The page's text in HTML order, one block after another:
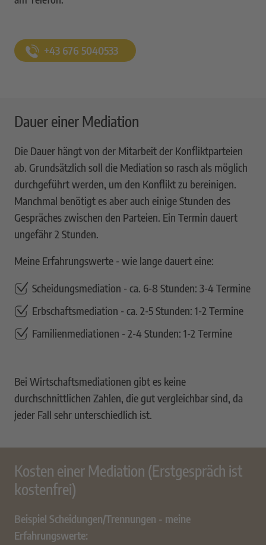
+43 676 5040533
Dauer einer Mediation
Die Dauer hängt von der Mitarbeit der Konfliktparteien
ab. Grundsätzlich soll die Mediation so rasch als möglich
durchgeführt werden, um den Konflikt zu bereinigen.
Manchmal benötigt es aber auch einige Stunden des
Gespräches zwischen den Parteien. Ein Termin dauert
ungefähr 2 Stunden.
Meine Erfahrungswerte - wie lange dauert eine:
Scheidungsmediation - ca. 6-8 Stunden: 3-4 Termine
Erbschaftsmediation - ca. 2-5 Stunden: 1-2 Termine
Familienmediationen - 2-4 Stunden: 1-2 Termine
Bei Wirtschaftsmediationen gibt es keine
durchschnittlichen Zahlen, die gut vergleichbar sind, da
jeder Fall sehr unterschiedlich ist.
Kosten einer Mediation (Erstgespräch ist
kostenfrei)
Beispiel Scheidungen/Trennungen - meine
Erfahrungswerte: